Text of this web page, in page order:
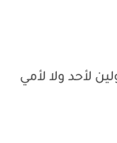
لأحد ولا لأمي